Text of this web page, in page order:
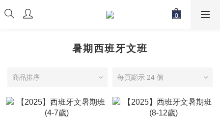
暑期西班牙文班
商品排序 每頁顯示 24 個